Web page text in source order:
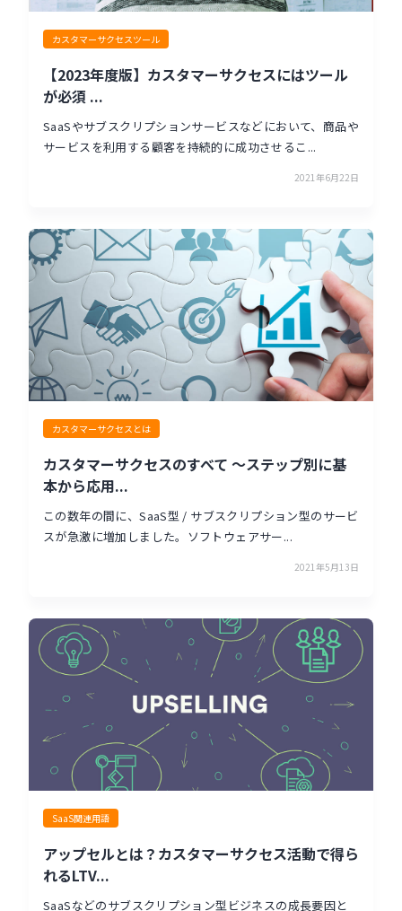
カスタマーサクセスツール
【2023年度版】カスタマーサクセスにはツール
が必須 ...
SaaSやサブスクリプションサービスなどにおいて、商品や
サービスを利用する顧客を持続的に成功させるこ...
2021年6月22日
カスタマーサクセスとは
カスタマーサクセスのすべて 〜ステップ別に基
本から応用...
この数年の間に、SaaS型 / サブスクリプション型のサービ
スが急激に増加しました。ソフトウェアサー...
2021年5月13日
SaaS関連用語
アップセルとは？カスタマーサクセス活動で得ら
れるLTV...
SaaSなどのサブスクリプション型ビジネスの成長要因と